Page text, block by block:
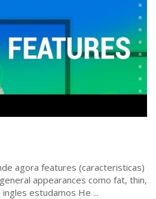
agora features (caracteristicas)
appearances como fat, thin,
estudamos He ...